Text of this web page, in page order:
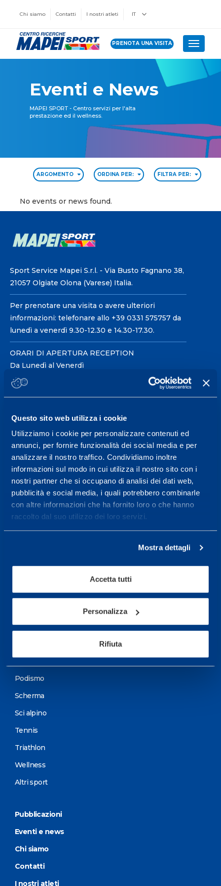
Questo sito web utilizza i cookie
Utilizziamo i cookie per personalizzare contenuti ed
annunci, per fornire funzionalità dei social media e per
analizzare il nostro traffico. Condividiamo inoltre
informazioni sul modo in cui utilizza il nostro sito con i
nostri partner che si occupano di analisi dei dati web,
pubblicità e social media, i quali potrebbero combinarle
con altre informazioni che ha fornito loro o che hanno
raccolto dal suo utilizzo dei loro servizi.
Mostra dettagli
Accetta tutti
Personalizza
Rifiuta
Chi siamo Contatti I nostri atleti IT
PRENOTA UNA VISITA Toggle
Eventi e News
MAPEI SPORT - Centro servizi per l'alta
prestazione ed il wellness.
ARGOMENTO ORDINA PER: FILTRA PER:
No events or news found.
Sport Service Mapei S.r.l. - Via Busto Fagnano 38,
21057 Olgiate Olona (Varese) Italia.
Per prenotare una visita o avere ulteriori
informazioni: telefonare allo +39 0331 575757 da
lunedì a venerdì 9.30-12.30 e 14.30-17.30.
ORARI DI APERTURA RECEPTION
Da Lunedì al Venerdì
08.30 - 18.30
Centro servizi per l'alta
prestazione ed il
wellness.
Maggiori informazioni
Servizi
Sport
Ciclismo e MTB
Podismo
Scherma
Sci alpino
Tennis
Triathlon
Wellness
Altri sport
Pubblicazioni
Eventi e news
Chi siamo
Contatti
I nostri atleti